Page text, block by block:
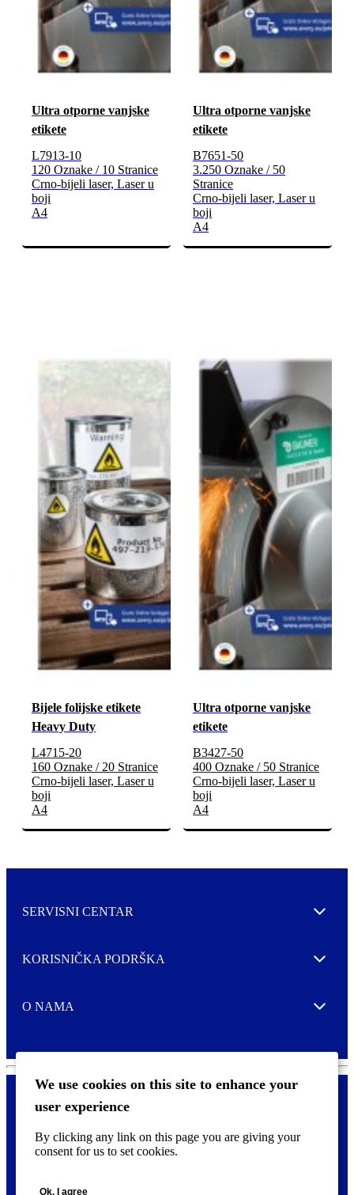
We use cookies on this site to enhance your
user experience
By clicking any link on this page you are giving your
consent for us to set cookies.
Ok, I agree
Ultra otporne vanjske
etikete
L7913-10
120 Oznake / 10 Stranice
Crno-bijeli laser, Laser u
boji
A4
Ultra otporne vanjske
etikete
B7651-50
3.250 Oznake / 50
Stranice
Crno-bijeli laser, Laser u
boji
A4
Bijele folijske etikete
Heavy Duty
L4715-20
160 Oznake / 20 Stranice
Crno-bijeli laser, Laser u
boji
A4
Ultra otporne vanjske
etikete
B3427-50
400 Oznake / 50 Stranice
Crno-bijeli laser, Laser u
boji
A4
SERVISNI CENTAR Expand
KORISNIČKA PODRŠKA Expand
O NAMA Expand
o
Pravne i tzv. Cookie obavijesti